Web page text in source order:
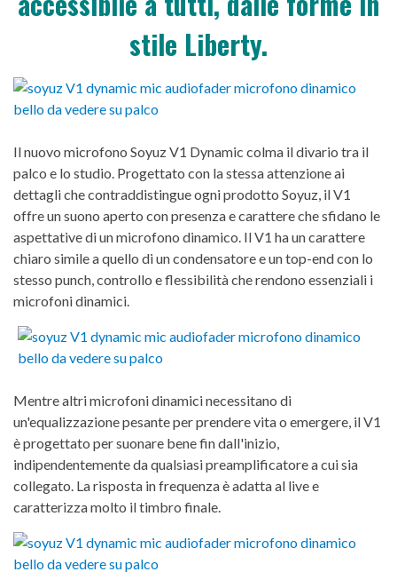
stile Liberty.
Il nuovo microfono Soyuz V1 Dynamic colma il divario tra il
palco e lo studio. Progettato con la stessa attenzione ai
dettagli che contraddistingue ogni prodotto Soyuz, il V1
offre un suono aperto con presenza e carattere che sfidano le
aspettative di un microfono dinamico. Il V1 ha un carattere
chiaro simile a quello di un condensatore e un top-end con lo
stesso punch, controllo e flessibilità che rendono essenziali i
microfoni dinamici.
Mentre altri microfoni dinamici necessitano di
un'equalizzazione pesante per prendere vita o emergere, il V1
è progettato per suonare bene fin dall'inizio,
indipendentemente da qualsiasi preamplificatore a cui sia
collegato. La risposta in frequenza è adatta al live e
caratterizza molto il timbro finale.